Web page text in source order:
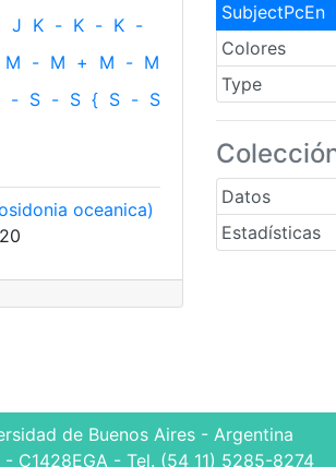
SubjectPcEn
Colores
Type
Datos
Estadísticas
J K - K - K -
M - M + M - M
- S - S { S - S
oceanica)
de Buenos Aires - Argentina
C1428EGA - Tel. (54 11) 5285-8274